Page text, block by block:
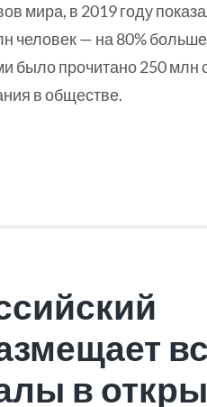
мира, в 2019 году
человек — на 80%
было прочитано 250 млн
в обществе.
в